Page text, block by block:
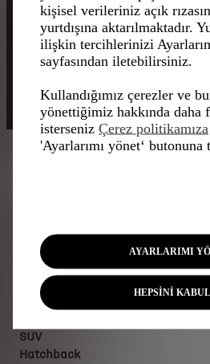
DS Modelleri
SUV
Hatchback
kişisel verileriniz açık
yurtdışına aktarılmaktadır.
ilişkin tercihlerinizi
sayfasından iletebilirsiniz.
Kullandığımız çerezler ve
yönettiğimiz hakkında daha
isterseniz Çerez politikamıza
'Ayarlarımı yönet‘
AYARLARIMI
HEPSİNİ